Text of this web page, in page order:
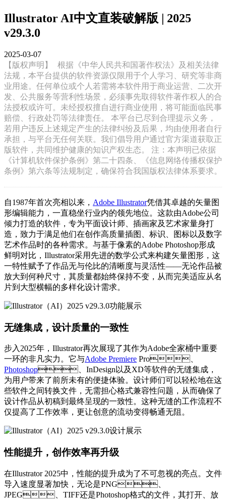
Illustrator AI中文直装破解版 | 2025
v29.3.0
2025-03-07
【版权声明】
根据《中华人民共和国著作权法》及相关法律
法规，本平台提供的软件资源仅限用于个人学习、研究等非商
业用途。任何单位或个人若需将本软件用于商业运营、二次开
发、公共服务等营利性场景，必须事先取得软件著作权人的合
法授权或许可。未经授权擅自进行商业使用，将可能面临民事
赔偿、行政处罚等法律责任。 本平台已尽到合理提示义务，
若用户违反上述规定产生的法律纠纷及后果，均由使用者自行
承担，与平台无任何关联。我们倡导用户通过官方渠道获取正
版软件，共同维护健康的知识产权生态。 注：本声明已依据
《计算机软件保护条例》第二十四条、《信息网络传播权保护
条例》第六条等法规制定，确保符合我国版权法律体系要求。
自1987年首次亮相以来， Adobe Illustrator凭借其卓越的矢量图
形编辑能力，一直稳坐行业内的领先地位。这款由Adobe公司
倾力打造的软件，专为平面设计师、插画家及艺术家量身打
造，致力于满足他们在创作高质量插图、标识、图标以及数字
艺术作品时的各种需求。与基于像素的Adobe Photoshop形成
鲜明对比，Illustrator采用先进的数学公式来构建矢量图形，这
一特性赋予了作品无与伦比的清晰度与灵活性——无论作品被
放大到何种尺寸，其质量都始终保持不变，从而完美适应从名
片到大型横幅的多样化设计需求。
无缝集成，设计质量的一致性
步入2025年，Illustrator再次展现了其作为Adobe全家桶中重要
一环的非凡实力。它与Adobe Premiere Pro、
Photoshop、InDesign以及XD等软件的无缝集成，
为用户带来了前所未有的便捷体验。设计师们可以轻松地在这
些软件之间转换文件，无需担心格式兼容性问题，从而确保了
设计作品从初稿到最终呈现的一致性。这种无缝的工作流程不
仅提高了工作效率，更让创意的流动变得畅通无阻。
性能提升，创作效率再升级
在Illustrator 2025中，性能的提升成为了不可忽视的亮点。文件
导入速度显著加快，无论是PNG、
JPEG、TIFF还是Photoshop格式的文件，其打开、放